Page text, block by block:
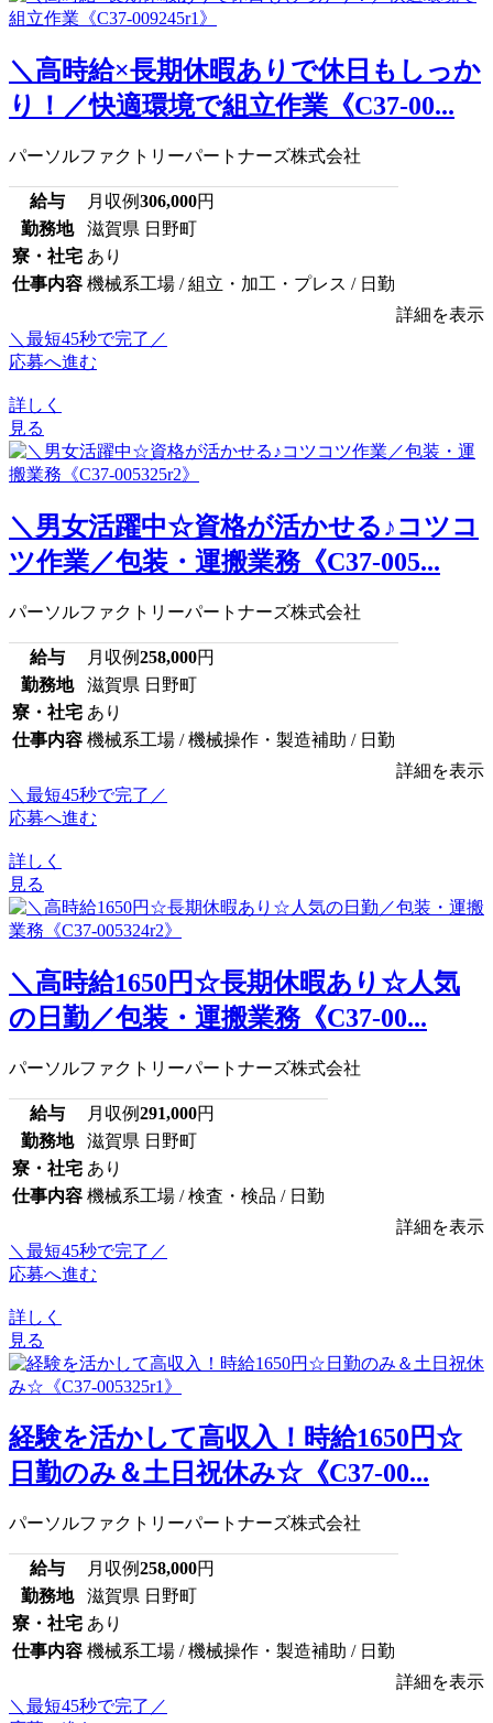
＼高時給×長期休暇ありで休日もしっか
り！／快適環境で組立作業《C37-00...
パーソルファクトリーパートナーズ株式会社
給与 月収例306,000円
勤務地
滋賀県 日野町
寮・社宅 あり
仕事内容 機械系工場 / 組立・加工・プレス / 日勤
詳細を表示
＼最短45秒で完了／
応募へ進む
詳しく
見る
＼男女活躍中☆資格が活かせる♪コツコ
ツ作業／包装・運搬業務《C37-005...
パーソルファクトリーパートナーズ株式会社
給与 月収例258,000円
勤務地
滋賀県 日野町
寮・社宅 あり
仕事内容 機械系工場 / 機械操作・製造補助 / 日勤
詳細を表示
＼最短45秒で完了／
応募へ進む
詳しく
見る
＼高時給1650円☆長期休暇あり☆人気
の日勤／包装・運搬業務《C37-00...
パーソルファクトリーパートナーズ株式会社
給与 月収例291,000円
勤務地
滋賀県 日野町
寮・社宅 あり
仕事内容 機械系工場 / 検査・検品 / 日勤
詳細を表示
＼最短45秒で完了／
応募へ進む
詳しく
見る
経験を活かして高収入！時給1650円☆
日勤のみ＆土日祝休み☆《C37-00...
パーソルファクトリーパートナーズ株式会社
給与 月収例258,000円
勤務地
滋賀県 日野町
寮・社宅 あり
仕事内容 機械系工場 / 機械操作・製造補助 / 日勤
詳細を表示
＼最短45秒で完了／